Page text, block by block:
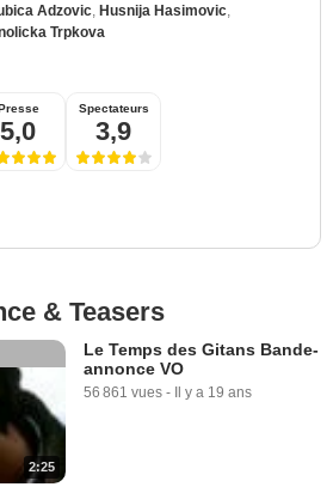
Adzovic Husnija Hasimovic
Trpkova
5,0
Spectateurs
3,9
& Teasers
2:25
Le Temps des Gitans Bande-
annonce VO
56 861 vues - Il y a 19 ans